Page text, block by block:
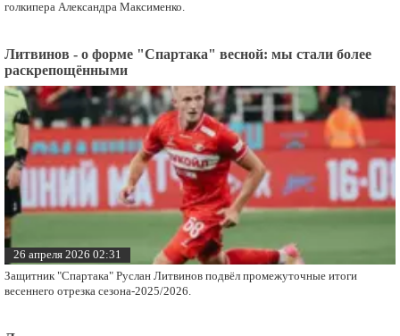
голкипера Александра Максименко.
Литвинов - о форме "Спартака" весной: мы стали более
раскрепощёнными
26 апреля 2026 02:31
Защитник "Спартака" Руслан Литвинов подвёл промежуточные итоги
весеннего отрезка сезона-2025/2026.